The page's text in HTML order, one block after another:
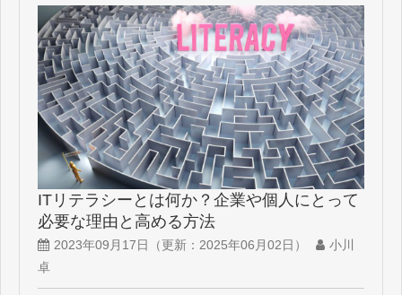
ITリテラシーとは何か？企業や個人にとって
必要な理由と高める方法
2023年09月17日 （更新： 2025年06月02日 ）
小川
卓